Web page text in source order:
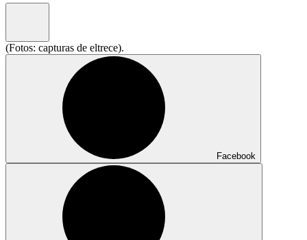
(Fotos: capturas de eltrece).
Facebook